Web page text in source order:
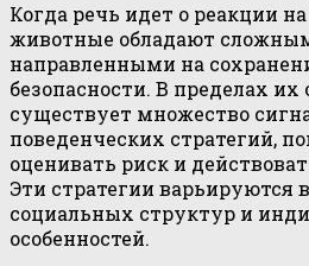
Когда речь идет о реакции
животные обладают
направленными на
безопасности. В пределах их
существует множество
поведенческих стратегий,
оценивать риск и
Эти стратегии варьируются
социальных структур и
особенностей.